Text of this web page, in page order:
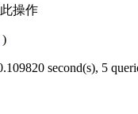
操作
)
second(s), 5